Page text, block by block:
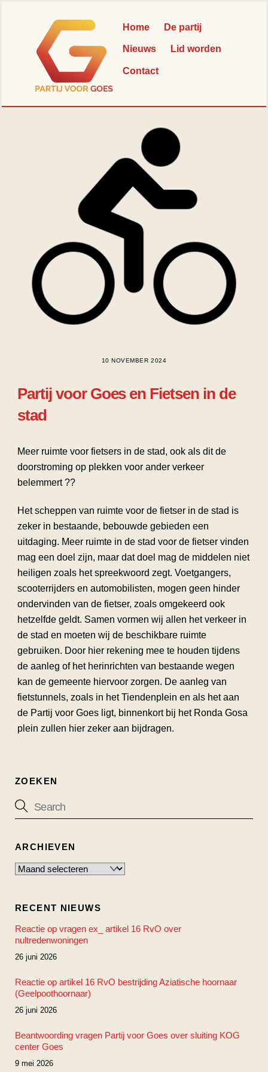
Home De partij
Nieuws Lid worden
Contact
10 NOVEMBER 2024
Partij voor Goes en Fietsen in de
stad
Meer ruimte voor fietsers in de stad, ook als dit de
doorstroming op plekken voor ander verkeer
belemmert ??
Het scheppen van ruimte voor de fietser in de stad is
zeker in bestaande, bebouwde gebieden een
uitdaging. Meer ruimte in de stad voor de fietser vinden
mag een doel zijn, maar dat doel mag de middelen niet
heiligen zoals het spreekwoord zegt. Voetgangers,
scooterrijders en automobilisten, mogen geen hinder
ondervinden van de fietser, zoals omgekeerd ook
hetzelfde geldt. Samen vormen wij allen het verkeer in
de stad en moeten wij de beschikbare ruimte
gebruiken. Door hier rekening mee te houden tijdens
de aanleg of het herinrichten van bestaande wegen
kan de gemeente hiervoor zorgen. De aanleg van
fietstunnels, zoals in het Tiendenplein en als het aan
de Partij voor Goes ligt, binnenkort bij het Ronda Gosa
plein zullen hier zeker aan bijdragen.
ZOEKEN
ARCHIEVEN
Archieven
RECENT NIEUWS
Reactie op vragen ex_ artikel 16 RvO over
nultredenwoningen
26 juni 2026
Reactie op artikel 16 RvO bestrijding Aziatische hoornaar
(Geelpoothoornaar)
26 juni 2026
Beantwoording vragen Partij voor Goes over sluiting KOG
center Goes
9 mei 2026
To